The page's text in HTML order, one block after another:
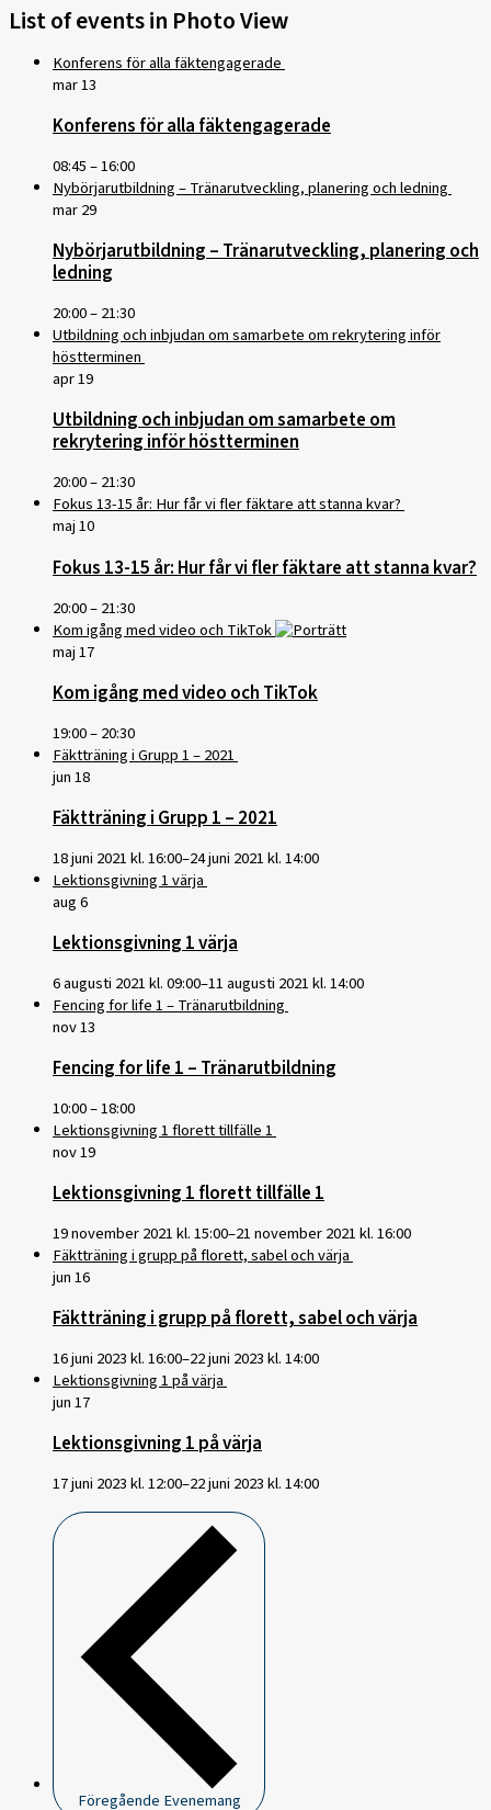
List of events in Photo View
Konferens för alla fäktengagerade
mar13
Konferens för alla fäktengagerade
08:45–16:00
Nybörjarutbildning – Tränarutveckling, planering och ledning
mar29
Nybörjarutbildning – Tränarutveckling, planering och
ledning
20:00–21:30
Utbildning och inbjudan om samarbete om rekrytering inför
höstterminen
apr19
Utbildning och inbjudan om samarbete om
rekrytering inför höstterminen
20:00–21:30
Fokus 13-15 år: Hur får vi fler fäktare att stanna kvar?
maj10
Fokus 13-15 år: Hur får vi fler fäktare att stanna kvar?
20:00–21:30
Kom igång med video och TikTok
maj17
Kom igång med video och TikTok
19:00–20:30
Fäktträning i Grupp 1 – 2021
jun18
Fäktträning i Grupp 1 – 2021
18 juni 2021 kl. 16:00–24 juni 2021 kl. 14:00
Lektionsgivning 1 värja
aug6
Lektionsgivning 1 värja
6 augusti 2021 kl. 09:00–11 augusti 2021 kl. 14:00
Fencing for life 1 – Tränarutbildning
nov13
Fencing for life 1 – Tränarutbildning
10:00–18:00
Lektionsgivning 1 florett tillfälle 1
nov19
Lektionsgivning 1 florett tillfälle 1
19 november 2021 kl. 15:00–21 november 2021 kl. 16:00
Fäktträning i grupp på florett, sabel och värja
jun16
Fäktträning i grupp på florett, sabel och värja
16 juni 2023 kl. 16:00–22 juni 2023 kl. 14:00
Lektionsgivning 1 på värja
jun17
Lektionsgivning 1 på värja
17 juni 2023 kl. 12:00–22 juni 2023 kl. 14:00
Föregående Evenemang